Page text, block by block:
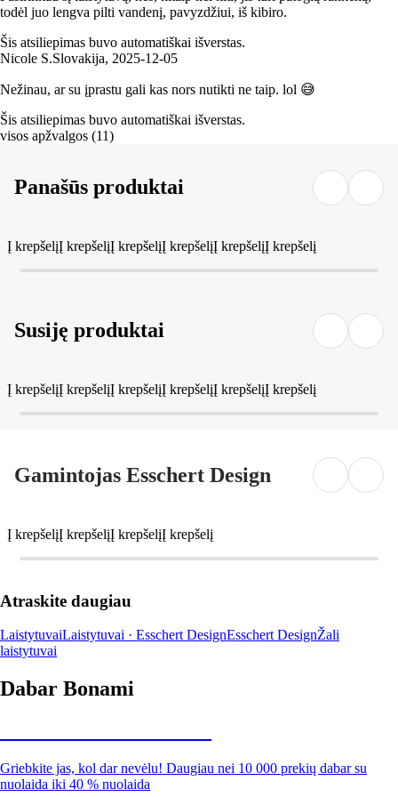
todėl juo lengva pilti vandenį, pavyzdžiui, iš kibiro.
Šis atsiliepimas buvo automatiškai išverstas.
Nicole S.Slovakija, 2025‑12‑05
Nežinau, ar su įprastu gali kas nors nutikti ne taip. lol 😅
Šis atsiliepimas buvo automatiškai išverstas.
visos apžvalgos (11)
Panašūs produktai
Į krepšelįĮ krepšelįĮ krepšelįĮ krepšelįĮ krepšelįĮ krepšelį
Susiję produktai
Į krepšelįĮ krepšelįĮ krepšelįĮ krepšelįĮ krepšelįĮ krepšelį
Gamintojas Esschert Design
Į krepšelįĮ krepšelįĮ krepšelįĮ krepšelį
Atraskite daugiau
LaistytuvaiLaistytuvai · Esschert DesignEsschert DesignŽali
laistytuvai
Dabar Bonami
Griebkite jas, kol dar nevėlu! Daugiau nei 10 000 prekių dabar su
nuolaida iki 40 % nuolaida